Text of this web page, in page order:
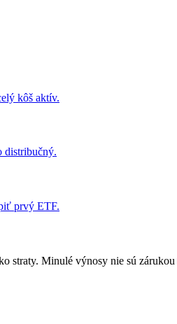
kôš aktív.
distribučný.
prvý ETF.
straty. Minulé výnosy nie sú